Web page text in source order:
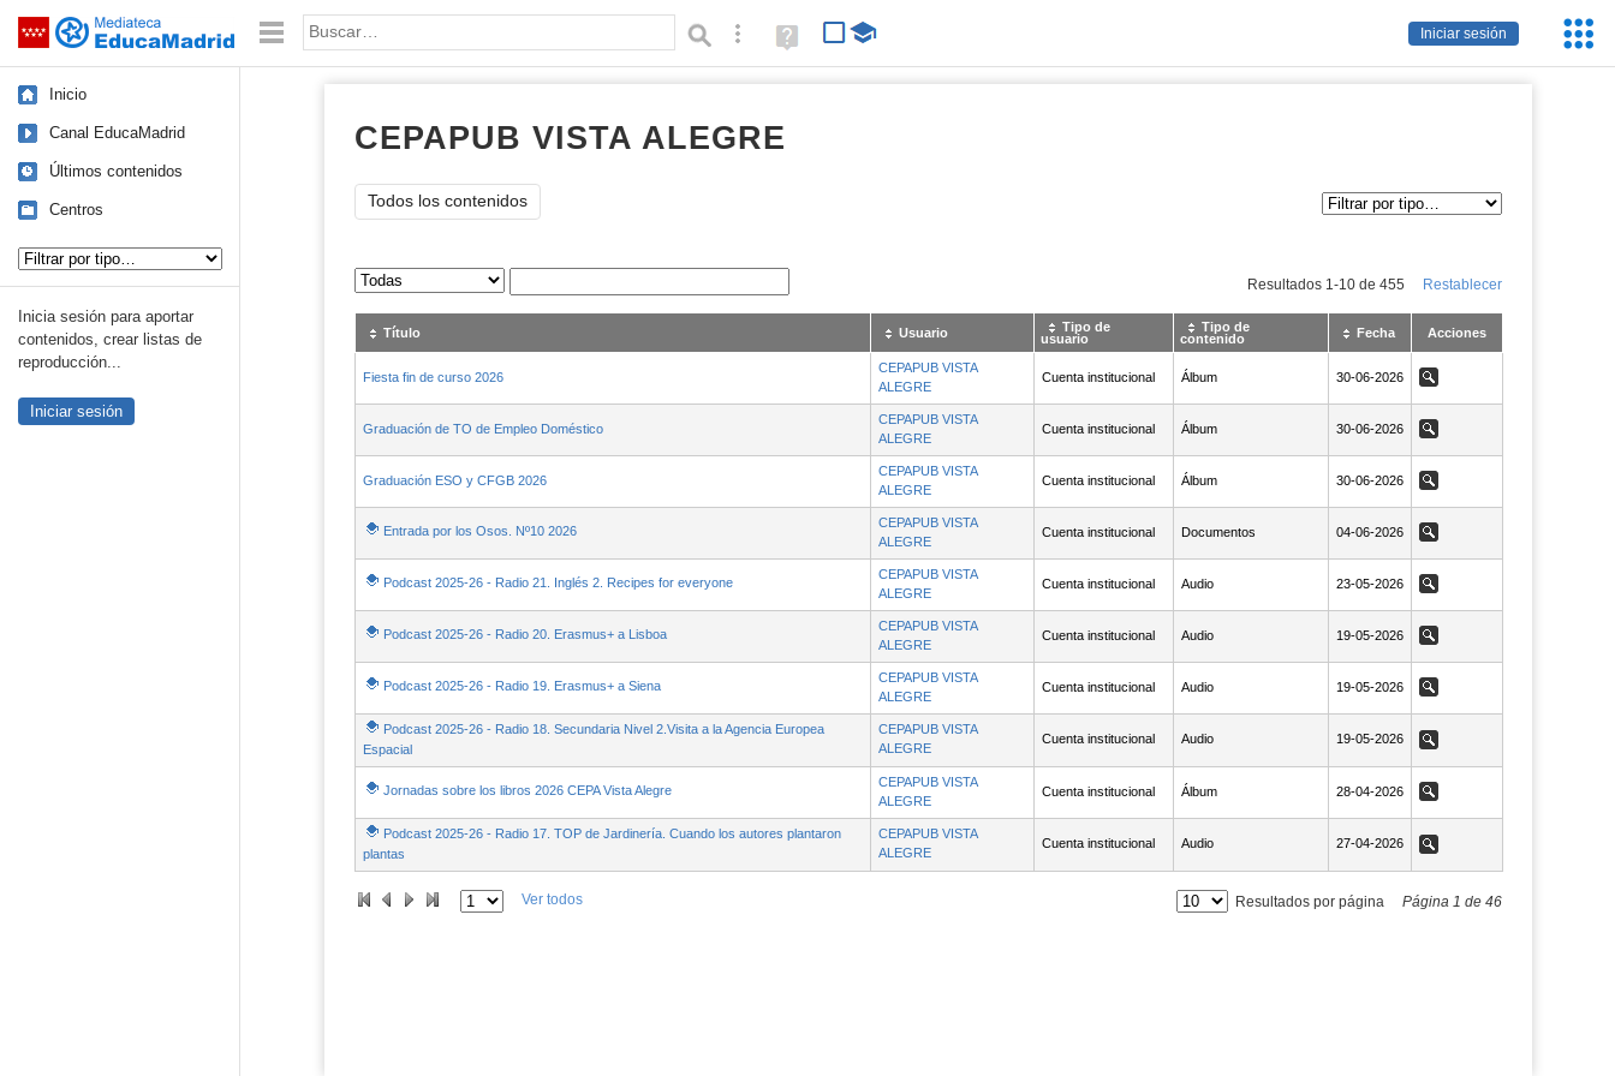
Saltar navegación
Iniciar sesión
Palabra o frase: Búsqueda avanzada
Ayuda
(en
Inicio
Canal EducaMadrid
Últimos contenidos
Centros
Inicia sesión para aportar
contenidos, crear listas de
reproducción...
Iniciar sesión
CEPAPUB VISTA ALEGRE
Todos los contenidos
Sus archivos Resultados 1 -10de 455 Restablecer
Título Usuario
Tipo de
usuario
Tipo de
contenido
Fecha Acciones
Fiesta fin de curso 2026
CEPAPUB VISTA
ALEGRE
Cuenta institucional Álbum NaN30-06-2026
30-06-2026 Ver
Graduación de TO de Empleo Doméstico
CEPAPUB VISTA
ALEGRE
Cuenta institucional Álbum NaN30-06-2026
30-06-2026 Ver
Graduación ESO y CFGB 2026
CEPAPUB VISTA
ALEGRE
Cuenta institucional Álbum NaN30-06-2026
30-06-2026 Ver
Entrada por los Osos. Nº10 2026
CEPAPUB VISTA
ALEGRE
Cuenta institucional Documentos NaN04-06-2026
04-06-2026 Ver
Podcast 2025-26 - Radio 21. Inglés 2. Recipes for everyone
CEPAPUB VISTA
ALEGRE
Cuenta institucional Audio NaN23-05-2026
23-05-2026 Ver
Podcast 2025-26 - Radio 20. Erasmus+ a Lisboa
CEPAPUB VISTA
ALEGRE
Cuenta institucional Audio NaN19-05-2026
19-05-2026 Ver
Podcast 2025-26 - Radio 19. Erasmus+ a Siena
CEPAPUB VISTA
ALEGRE
Cuenta institucional Audio NaN19-05-2026
19-05-2026 Ver
Podcast 2025-26 - Radio 18. Secundaria Nivel 2.Visita a la Agencia Europea
Espacial
CEPAPUB VISTA
ALEGRE
Cuenta institucional Audio NaN19-05-2026
19-05-2026 Ver
Jornadas sobre los libros 2026 CEPA Vista Alegre
CEPAPUB VISTA
ALEGRE
Cuenta institucional Álbum NaN28-04-2026
28-04-2026 Ver
Podcast 2025-26 - Radio 17. TOP de Jardinería. Cuando los autores plantaron
plantas
CEPAPUB VISTA
ALEGRE
Cuenta institucional Audio NaN27-04-2026
27-04-2026 Ver
Ver todos Resultados por página Página 1 de 46